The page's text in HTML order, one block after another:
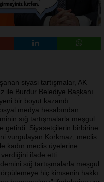
siyasi tartışmalar, AK
ile Burdur Belediye Başkanı
bir boyut kazandı.
medya hesabından
sığ tartışmalarla meşgul
getirdi. Siyasetçilerin birbirine
vurgulayan Korkmaz, meclis
kadın meclis üyelerine
ifade etti.
sığ tartışmalarla meşgul
hiç kimsenin hakkı